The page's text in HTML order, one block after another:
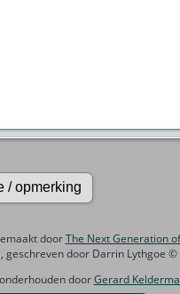
doorThe Next Generation
geschreven door Darrin Lythgoe ©
doorGerard